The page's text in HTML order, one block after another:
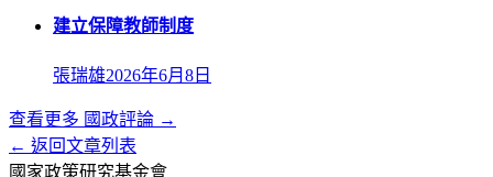
建立保障教師制度
張瑞雄2026年6月8日
查看更多 國政評論 →
← 返回文章列表
國家政策研究基金會